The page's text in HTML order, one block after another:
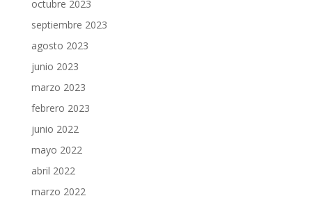
octubre 2023
septiembre 2023
agosto 2023
junio 2023
marzo 2023
febrero 2023
junio 2022
mayo 2022
abril 2022
marzo 2022